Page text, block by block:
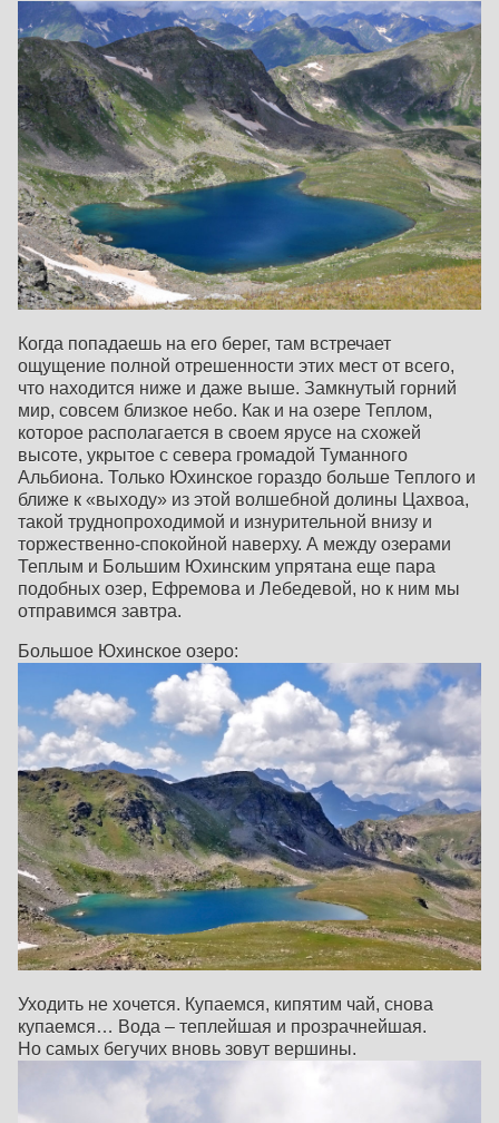
Когда попадаешь на его берег, там встречает
ощущение полной отрешенности этих мест от всего,
что находится ниже и даже выше. Замкнутый горний
мир, совсем близкое небо. Как и на озере Теплом,
которое располагается в своем ярусе на схожей
высоте, укрытое с севера громадой Туманного
Альбиона. Только Юхинское гораздо больше Теплого и
ближе к «выходу» из этой волшебной долины Цахвоа,
такой труднопроходимой и изнурительной внизу и
торжественно-спокойной наверху. А между озерами
Теплым и Большим Юхинским упрятана еще пара
подобных озер, Ефремова и Лебедевой, но к ним мы
отправимся завтра.
Большое Юхинское озеро:
Уходить не хочется. Купаемся, кипятим чай, снова
купаемся… Вода – теплейшая и прозрачнейшая.
Но самых бегучих вновь зовут вершины.